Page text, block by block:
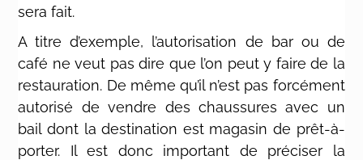
sera fait.
A titre d’exemple, l’autorisation de bar ou de
café ne veut pas dire que l’on peut y faire de la
restauration. De même qu’il n’est pas forcément
autorisé de vendre des chaussures avec un
bail dont la destination est magasin de prêt-à-
porter. Il est donc important de préciser la